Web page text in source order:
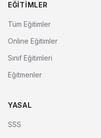
EĞITIMLER
Tüm Eğitimler
Online Eğitimler
Sınıf Eğitimleri
Eğitmenler
YASAL
SSS